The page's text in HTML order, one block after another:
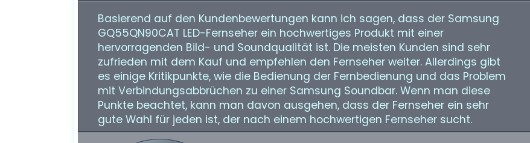
Basierend auf den Kundenbewertungen kann ich sagen, dass der Samsung
GQ55QN90CAT LED-Fernseher ein hochwertiges Produkt mit einer
hervorragenden Bild- und Soundqualität ist. Die meisten Kunden sind sehr
zufrieden mit dem Kauf und empfehlen den Fernseher weiter. Allerdings gibt
es einige Kritikpunkte, wie die Bedienung der Fernbedienung und das Problem
mit Verbindungsabbrüchen zu einer Samsung Soundbar. Wenn man diese
Punkte beachtet, kann man davon ausgehen, dass der Fernseher ein sehr
gute Wahl für jeden ist, der nach einem hochwertigen Fernseher sucht.